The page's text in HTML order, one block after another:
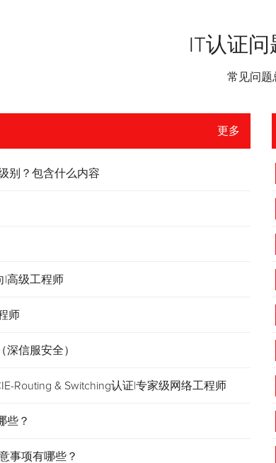
IT认证问
常见问题
更多
别？包含什么内容
|高级工程师
师
深信服安全）
Routing & Switching认证|专家级网络工程师
些？
事项有哪些？